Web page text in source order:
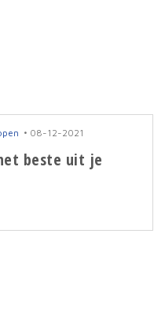
08-12-2021
beste uit je